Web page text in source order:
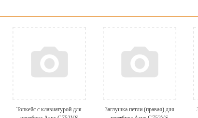
Топкейс с клавиатурой для
Заглушка петли (правая) для